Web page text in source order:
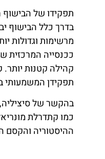
תפקידו של הבישוף
בדרך כלל הבישוף
מרשימות וגדולות
ככנסייה המרכזית
קהילה קטנות
תפקידן המשמעותי
בהקשר של
כמו קתדרלת
ההיסטוריה והקסם